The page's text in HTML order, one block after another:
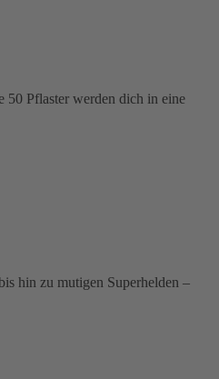
50 Pflaster werden dich in eine
hin zu mutigen Superhelden –